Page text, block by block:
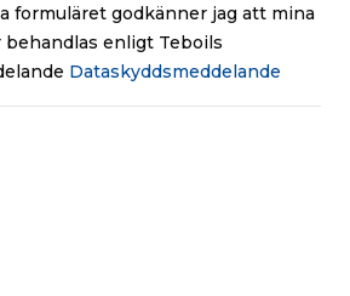
formuläret godkänner jag att mina
enligt Teboils
Dataskyddsmeddelande